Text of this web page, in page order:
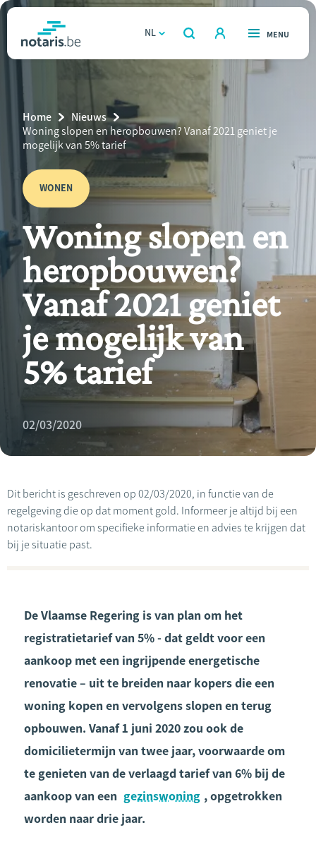
Overslaan
naar
inhoud
gaan
notaris.behomepage
NL
OPEN
ZOEKEN
OPEN
MENU
Relatie & samenleven
Erven & schenken
Ondernemen
Over de notaris
Rekenmodules
Breadcrumb
Home
Nieuws
Current
Page:
Woning slopen en heropbouwen? Vanaf 2021 geniet je
mogelijk van 5% tarief
WONEN
Woning slopen en
heropbouwen?
Vanaf 2021 geniet
je mogelijk van
5% tarief
02/03/2020
Dit bericht is geschreven op 02/03/2020, in functie van de
regelgeving die op dat moment gold. Informeer je altijd bij een
notariskantoor om specifieke informatie en advies te krijgen dat
bij je situatie past.
De Vlaamse Regering is van plan om het
registratietarief van 5% - dat geldt voor een
aankoop met een ingrijpende energetische
renovatie – uit te breiden naar kopers die een
woning kopen en vervolgens slopen en terug
opbouwen. Vanaf 1 juni 2020 zou ook de
domicilietermijn van twee jaar, voorwaarde om
te genieten van de verlaagd tarief van 6% bij de
aankoop van een gezinswoning , opgetrokken
worden naar drie jaar.